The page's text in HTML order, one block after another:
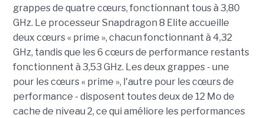
grappes de quatre cœurs, fonctionnant tous à 3,80
GHz. Le processeur Snapdragon 8 Elite accueille
deux cœurs « prime », chacun fonctionnant à 4,32
GHz, tandis que les 6 cœurs de performance restants
fonctionnent à 3,53 GHz. Les deux grappes - une
pour les cœurs « prime », l'autre pour les cœurs de
performance - disposent toutes deux de 12 Mo de
cache de niveau 2, ce qui améliore les performances